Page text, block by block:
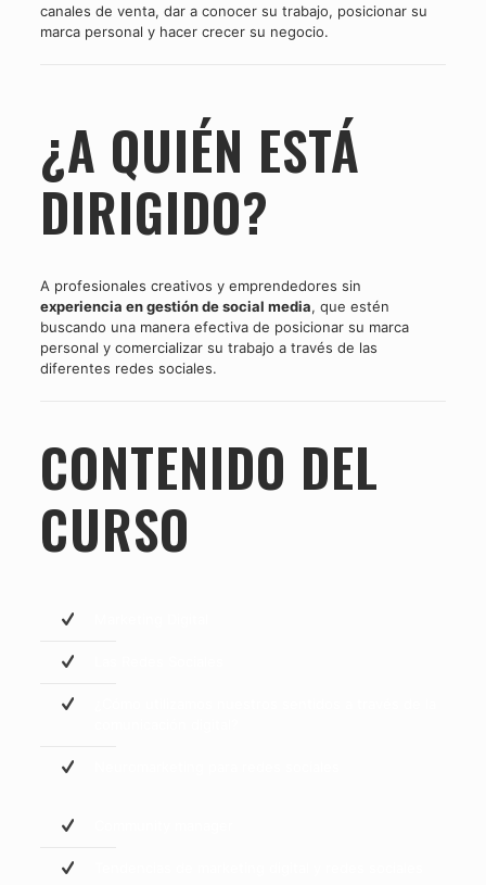
canales de venta, dar a conocer su trabajo, posicionar su
marca personal y hacer crecer su negocio.
¿A QUIÉN ESTÁ
DIRIGIDO?
A profesionales creativos y emprendedores sin
experiencia en gestión de social media, que estén
buscando una manera efectiva de posicionar su marca
personal y comercializar su trabajo a través de las
diferentes redes sociales.
CONTENIDO DEL
CURSO